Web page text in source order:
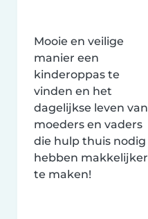
Mooie en veilige
manier een
kinderoppas te
vinden en het
dagelijkse leven van
moeders en vaders
die hulp thuis nodig
hebben makkelijker
te maken!